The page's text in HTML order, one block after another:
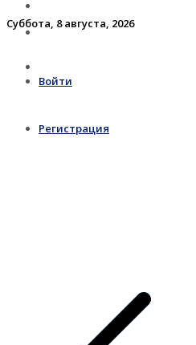
Суббота, 8 августа, 2026
Войти
Регистрация